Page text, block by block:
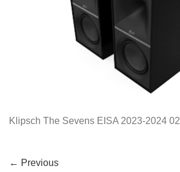
Klipsch The Sevens EISA 2023-2024 02
← Previous